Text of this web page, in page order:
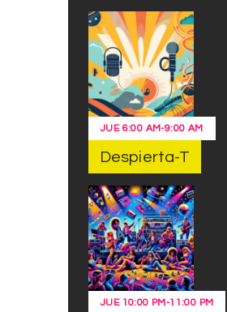
JUE 6:00 AM-9:00 AM
Despierta-T
JUE 10:00 PM -11:00 PM